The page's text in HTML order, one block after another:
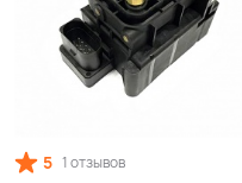
5 1 отзывов